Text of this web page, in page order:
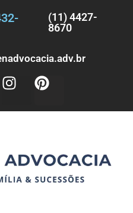
(11) 4427-
8670